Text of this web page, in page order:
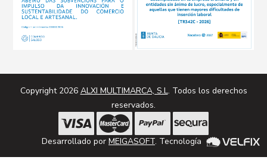
Copyright 2026 ALXI MULTIMARCA, S.L. Todos los derechos
reservados.
Desarrollado por MEIGASOFT. Tecnología